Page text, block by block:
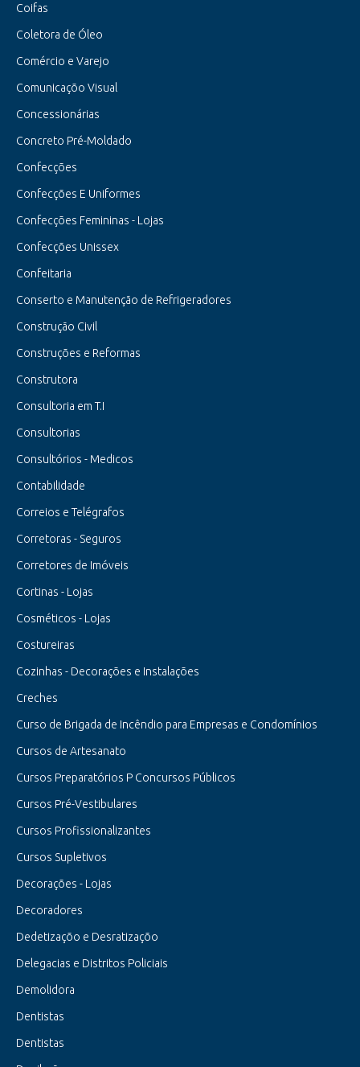
Coifas
Coletora de Óleo
Comércio e Varejo
Comunicaçõo Visual
Concessionárias
Concreto Pré-Moldado
Confecções
Confecções E Uniformes
Confecções Femininas - Lojas
Confecções Unissex
Confeitaria
Conserto e Manutenção de Refrigeradores
Construção Civil
Construções e Reformas
Construtora
Consultoria em T.I
Consultorias
Consultórios - Medicos
Contabilidade
Correios e Telégrafos
Corretoras - Seguros
Corretores de Imóveis
Cortinas - Lojas
Cosméticos - Lojas
Costureiras
Cozinhas - Decorações e Instalações
Creches
Curso de Brigada de Incêndio para Empresas e Condomínios
Cursos de Artesanato
Cursos Preparatórios P Concursos Públicos
Cursos Pré-Vestibulares
Cursos Profissionalizantes
Cursos Supletivos
Decorações - Lojas
Decoradores
Dedetizaçõo e Desratizaçõo
Delegacias e Distritos Policiais
Demolidora
Dentistas
Dentistas